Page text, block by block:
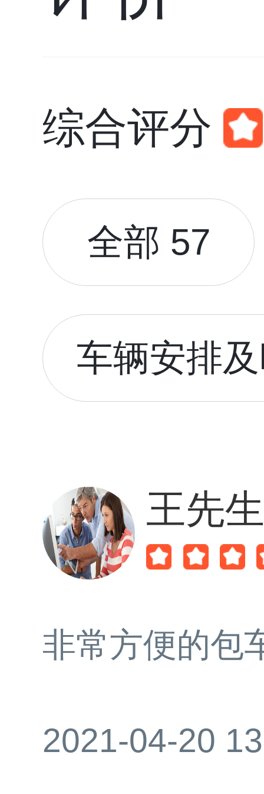
综合评分
全部 57
车辆安排
王先
非常方便的包
2021-04-20